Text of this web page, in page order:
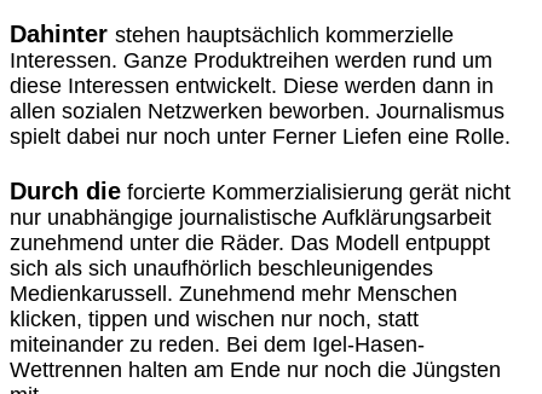
Dahinter stehen hauptsächlich kommerzielle
Interessen. Ganze Produktreihen werden rund um
diese Interessen entwickelt. Diese werden dann in
allen sozialen Netzwerken beworben. Journalismus
spielt dabei nur noch unter Ferner Liefen eine Rolle.
Durch die forcierte Kommerzialisierung gerät nicht
nur unabhängige journalistische Aufklärungsarbeit
zunehmend unter die Räder. Das Modell entpuppt
sich als sich unaufhörlich beschleunigendes
Medienkarussell. Zunehmend mehr Menschen
klicken, tippen und wischen nur noch, statt
miteinander zu reden. Bei dem Igel-Hasen-
Wettrennen halten am Ende nur noch die Jüngsten